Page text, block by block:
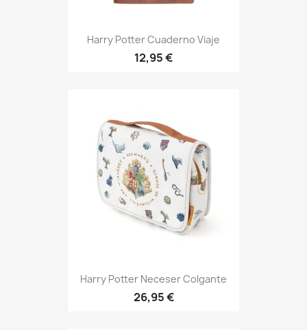
Harry Potter Cuaderno Viaje
12,95 €
Harry Potter Neceser Colgante
26,95 €